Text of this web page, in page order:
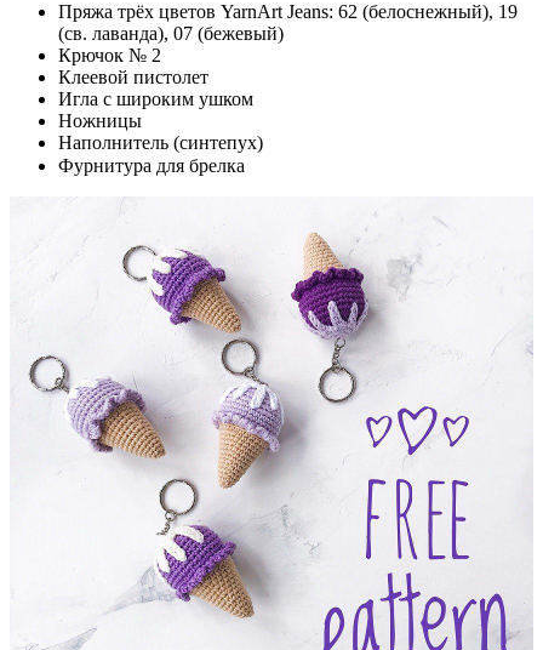
Пряжа трёх цветов YarnArt Jeans: 62 (белоснежный), 19
(св. лаванда), 07 (бежевый)
Крючок № 2
Клеевой пистолет
Игла с широким ушком
Ножницы
Наполнитель (синтепух)
Фурнитура для брелка⠀